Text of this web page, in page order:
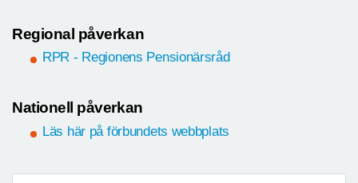
Regional påverkan
RPR - Regionens Pensionärsråd
Nationell påverkan
Läs här på förbundets webbplats